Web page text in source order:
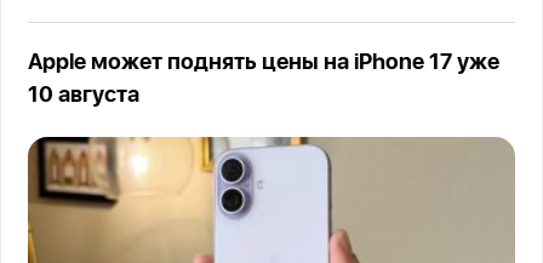
Apple может поднять цены на iPhone 17 уже
10 августа